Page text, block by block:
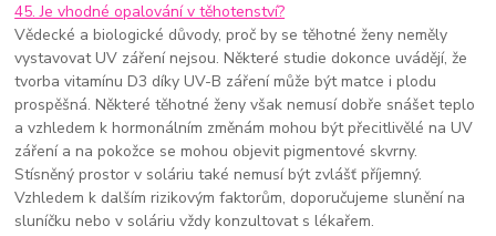
45. Je vhodné opalování v těhotenství?
Vědecké a biologické důvody, proč by se těhotné ženy neměly
vystavovat UV záření nejsou. Některé studie dokonce uvádějí, že
tvorba vitamínu D3 díky UV-B záření může být matce i plodu
prospěšná. Některé těhotné ženy však nemusí dobře snášet teplo
a vzhledem k hormonálním změnám mohou být přecitlivělé na UV
záření a na pokožce se mohou objevit pigmentové skvrny.
Stísněný prostor v soláriu také nemusí být zvlášť příjemný.
Vzhledem k dalším rizikovým faktorům, doporučujeme slunění na
sluníčku nebo v soláriu vždy konzultovat s lékařem.